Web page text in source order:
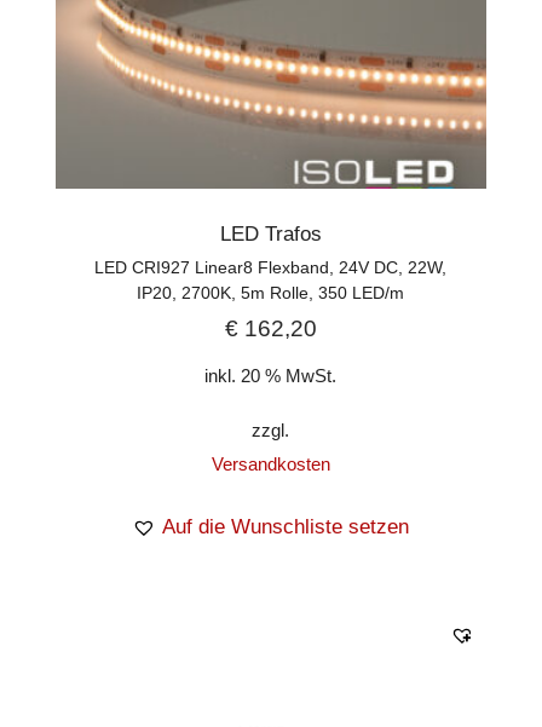
LED Trafos
LED CRI927 Linear8 Flexband, 24V DC, 22W,
IP20, 2700K, 5m Rolle, 350 LED/m
€162,20
inkl. 20 % MwSt.
zzgl.
Versandkosten
Auf die Wunschliste setzen